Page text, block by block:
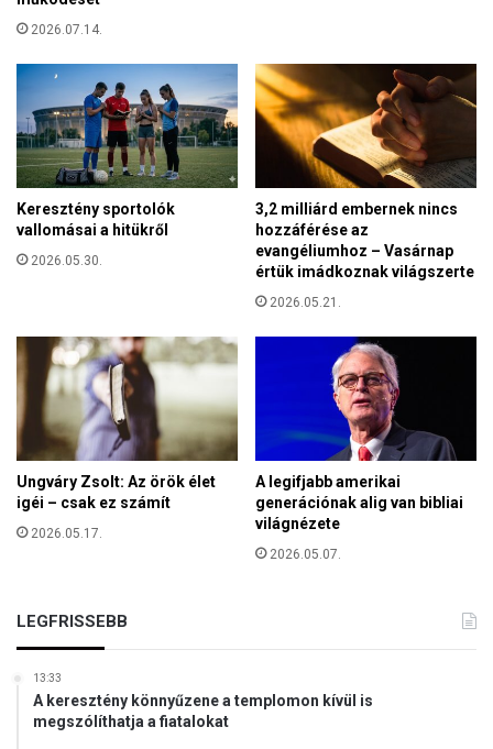
t
a
u
t
r
i
a
k
e
e
t
t
a
k
s
v
í
t
2026.07.14.
Keresztény sportolók
vallomásai a hitükről
2026.05.30.
3,2 milliárd embernek nincs
hozzáférése az
evangéliumhoz – Vasárnap
értük imádkoznak világszerte
2026.05.21.
Ungváry Zsolt: Az örök élet
igéi – csak ez számít
2026.05.17.
A legifjabb amerikai
generációnak alig van bibliai
világnézete
2026.05.07.
LEGFRISSEBB
13:33
A keresztény könnyűzene a templomon kívül is
megszólíthatja a fiatalokat